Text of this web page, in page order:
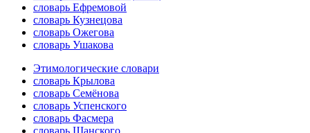
словарь Ефремовой
словарь Кузнецова
словарь Ожегова
словарь Ушакова
Этимологические словари
словарь Крылова
словарь Семёнова
словарь Успенского
словарь Фасмера